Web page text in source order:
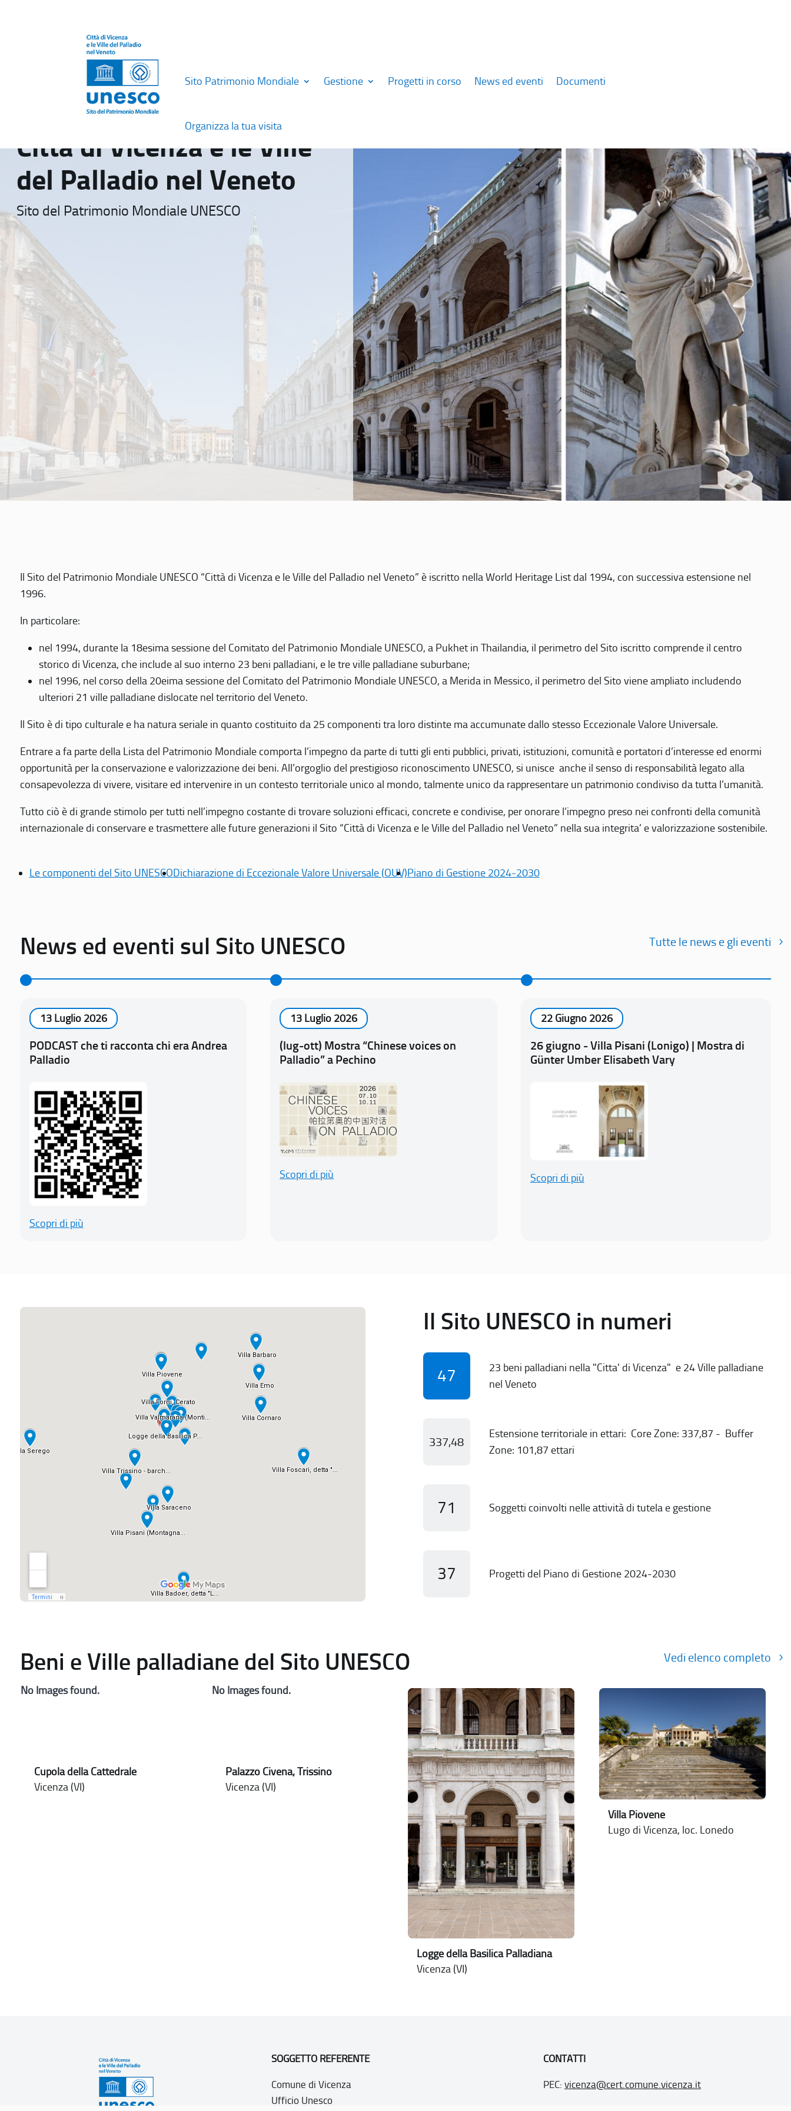
Sito Patrimonio Mondiale Gestione Progetti in corso News ed eventi Documenti
Organizza la tua visita
Città di Vicenza e le Ville
del Palladio nel Veneto
Sito del Patrimonio Mondiale UNESCO
Il Sito del Patrimonio Mondiale UNESCO “Città di Vicenza e le Ville del Palladio nel Veneto” è iscritto nella World Heritage List dal 1994, con successiva estensione nel
1996.
In particolare:
nel 1994, durante la 18esima sessione del Comitato del Patrimonio Mondiale UNESCO, a Pukhet in Thailandia, il perimetro del Sito iscritto comprende il centro
storico di Vicenza, che include al suo interno 23 beni palladiani, e le tre ville palladiane suburbane;
nel 1996, nel corso della 20eima sessione del Comitato del Patrimonio Mondiale UNESCO, a Merida in Messico, il perimetro del Sito viene ampliato includendo
ulteriori 21 ville palladiane dislocate nel territorio del Veneto.
Il Sito è di tipo culturale e ha natura seriale in quanto costituito da 25 componenti tra loro distinte ma accumunate dallo stesso Eccezionale Valore Universale.
Entrare a fa parte della Lista del Patrimonio Mondiale comporta l’impegno da parte di tutti gli enti pubblici, privati, istituzioni, comunità e portatori d’interesse ed enormi
opportunità per la conservazione e valorizzazione dei beni. All’orgoglio del prestigioso riconoscimento UNESCO, si unisce anche il senso di responsabilità legato alla
consapevolezza di vivere, visitare ed intervenire in un contesto territoriale unico al mondo, talmente unico da rappresentare un patrimonio condiviso da tutta l’umanità.
Tutto ciò è di grande stimolo per tutti nell’impegno costante di trovare soluzioni efficaci, concrete e condivise, per onorare l’impegno preso nei confronti della comunità
internazionale di conservare e trasmettere alle future generazioni il Sito “Città di Vicenza e le Ville del Palladio nel Veneto” nella sua integrita’ e valorizzazione sostenibile.
Le componenti del Sito UNESCODichiarazione di Eccezionale Valore Universale (OUV)Piano di Gestione 2024-2030
News ed eventi sul Sito UNESCO Tutte le news e gli eventi
13 Luglio 2026
PODCAST che ti racconta chi era Andrea
Palladio
Scopri di più
13 Luglio 2026
(lug-ott) Mostra “Chinese voices on
Palladio” a Pechino
Scopri di più
22 Giugno 2026
26 giugno - Villa Pisani (Lonigo) | Mostra di
Günter Umber Elisabeth Vary
Scopri di più
Il Sito UNESCO in numeri
47
23 beni palladiani nella "Citta' di Vicenza" e 24 Ville palladiane
nel Veneto
337,48
Estensione territoriale in ettari: Core Zone: 337,87 - Buffer
Zone: 101,87 ettari
71 Soggetti coinvolti nelle attività di tutela e gestione
37 Progetti del Piano di Gestione 2024-2030
Beni e Ville palladiane del Sito UNESCO Vedi elenco completo
No Images found.
Cupola della Cattedrale
Vicenza (VI)
No Images found.
Palazzo Civena, Trissino
Vicenza (VI)
Logge della Basilica Palladiana
Vicenza (VI)
Villa Piovene
Lugo di Vicenza, loc. Lonedo
SOGGETTO REFERENTE
Comune di Vicenza
Ufficio Unesco
CONTATTI
PEC: vicenza@cert.comune.vicenza.it